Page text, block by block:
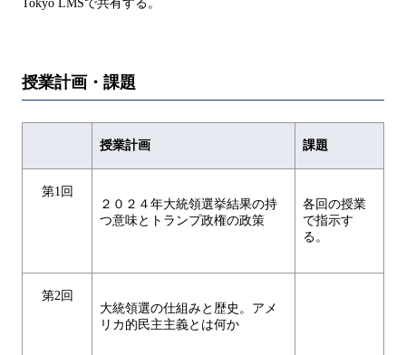
Tokyo LMSで共有する。
授業計画・課題
授業計画 課題
第1回
２０２４年大統領選挙結果の持
つ意味とトランプ政権の政策
各回の授業
で指示す
る。
第2回
大統領選の仕組みと歴史。アメ
リカ的民主主義とは何か